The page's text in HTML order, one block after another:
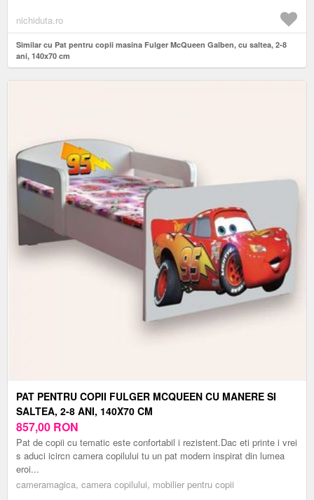
nichiduta.ro
Similar cu Pat pentru copii masina Fulger McQueen Galben, cu saltea, 2-8
ani, 140x70 cm
PAT PENTRU COPII FULGER MCQUEEN CU MANERE SI
SALTEA, 2-8 ANI, 140X70 CM
857,00 RON
Pat de copii cu tematic este confortabil i rezistent.Dac eti printe i vrei
s aduci icircn camera copilului tu un pat modern inspirat din lumea
eroi...
cameramagica, camera copilului, mobilier pentru copii